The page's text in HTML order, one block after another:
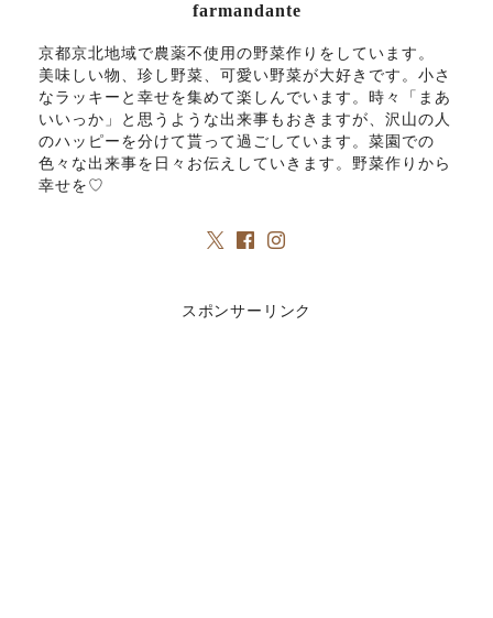
farmandante
京都京北地域で農薬不使用の野菜作りをしています。
美味しい物、珍し野菜、可愛い野菜が大好きです。小さ
なラッキーと幸せを集めて楽しんでいます。時々「まあ
いいっか」と思うような出来事もおきますが、沢山の人
のハッピーを分けて貰って過ごしています。菜園での
色々な出来事を日々お伝えしていきます。野菜作りから
幸せを♡
スポンサーリンク